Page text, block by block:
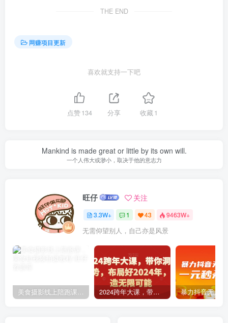
THE END
网赚项目更新
喜欢就支持一下吧
点赞134 分享 收藏 1
Mankind is made great or little by its own will.
一个人伟大或渺小，取决于他的意志力
旺仔 关注
3.3W+ 1 43 9463W+
无需仰望别人，自己亦是风景
美食摄影线上陪跑课，美食短视频拍摄教程 2024跨年大课，​带你洞察趋势，布局好2024年，创造无限可能